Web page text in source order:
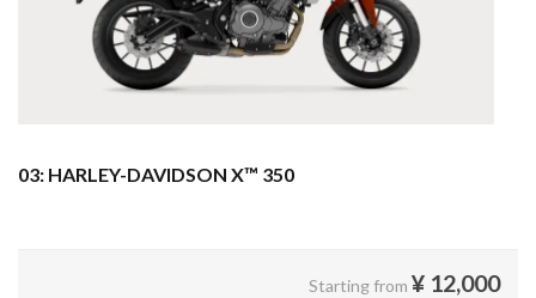
03: HARLEY-DAVIDSON X™ 350
Starting from ¥ 12,000